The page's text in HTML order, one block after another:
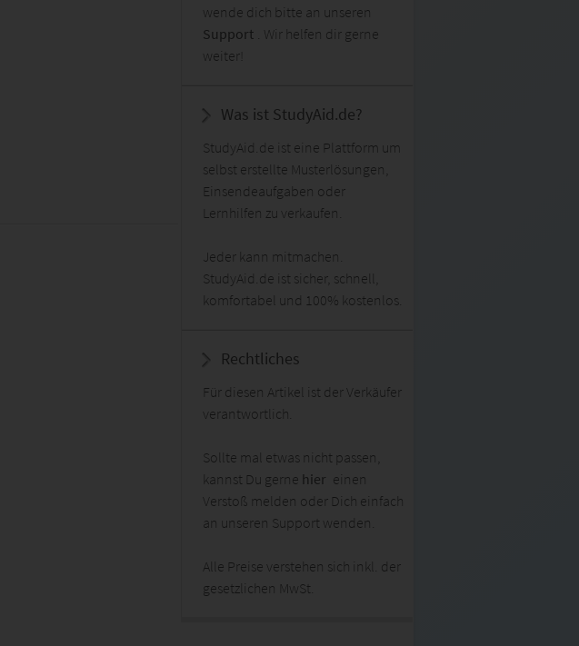
wende dich bitte an unseren
Support . Wir helfen dir gerne
weiter!
Was ist StudyAid.de?
StudyAid.de ist eine Plattform um
selbst erstellte Musterlösungen,
Einsendeaufgaben oder
Lernhilfen zu verkaufen.
Jeder kann mitmachen.
StudyAid.de ist sicher, schnell,
komfortabel und 100% kostenlos.
Rechtliches
Für diesen Artikel ist der Verkäufer
verantwortlich.
Sollte mal etwas nicht passen,
kannst Du gerne hier einen
Verstoß melden oder Dich einfach
an unseren Support wenden.
Alle Preise verstehen sich inkl. der
gesetzlichen MwSt.